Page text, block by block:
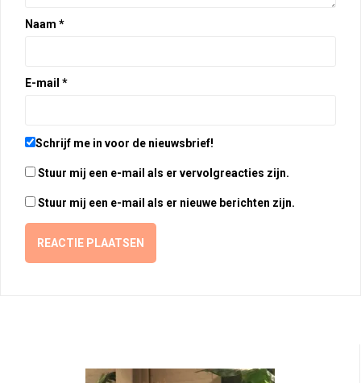
Naam *
E-mail *
Schrijf me in voor de nieuwsbrief!
Stuur mij een e-mail als er vervolgreacties zijn.
Stuur mij een e-mail als er nieuwe berichten zijn.